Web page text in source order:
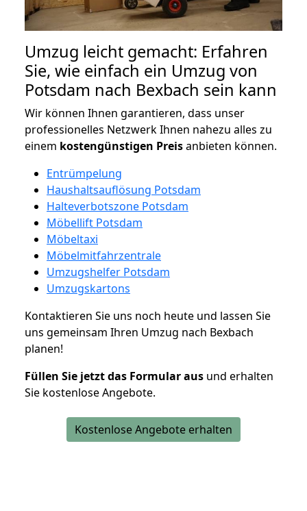
Umzug leicht gemacht: Erfahren
Sie, wie einfach ein Umzug von
Potsdam nach Bexbach sein kann
Wir können Ihnen garantieren, dass unser
professionelles Netzwerk Ihnen nahezu alles zu
einem kostengünstigen Preisanbieten können.
Entrümpelung
Haushaltsauflösung Potsdam
Halteverbotszone Potsdam
Möbellift Potsdam
Möbeltaxi
Möbelmitfahrzentrale
Umzugshelfer Potsdam
Umzugskartons
Kontaktieren Sie uns noch heute und lassen Sie
uns gemeinsam Ihren Umzug nach Bexbach
planen!
Füllen Sie jetzt das Formular aus und erhalten
Sie kostenlose Angebote.
Kostenlose Angebote erhalten